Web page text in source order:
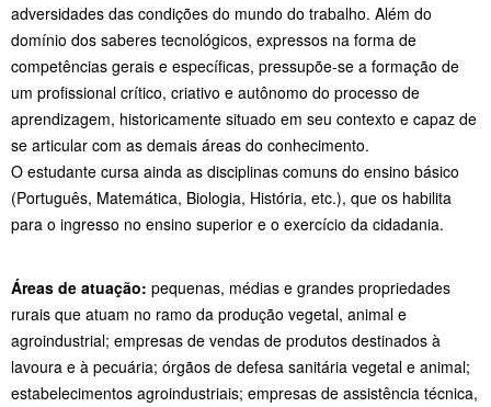
adversidades das condições do mundo do trabalho. Além do
domínio dos saberes tecnológicos, expressos na forma de
competências gerais e específicas, pressupõe-se a formação de
um profissional crítico, criativo e autônomo do processo de
aprendizagem, historicamente situado em seu contexto e capaz de
se articular com as demais áreas do conhecimento.
O estudante cursa ainda as disciplinas comuns do ensino básico
(Português, Matemática, Biologia, História, etc.), que os habilita
para o ingresso no ensino superior e o exercício da cidadania.
Áreas de atuação: pequenas, médias e grandes propriedades
rurais que atuam no ramo da produção vegetal, animal e
agroindustrial; empresas de vendas de produtos destinados à
lavoura e à pecuária; órgãos de defesa sanitária vegetal e animal;
estabelecimentos agroindustriais; empresas de assistência técnica,